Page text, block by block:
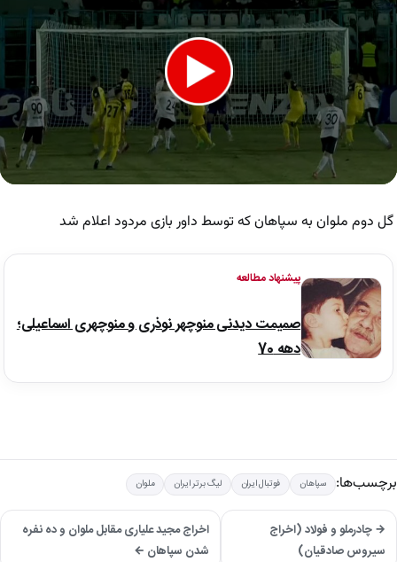
گل دوم ملوان به سپاهان که توسط داور بازی مردود اعلام شد
پیشنهاد مطالعه
صمیمت دیدنی منوچهر نوذری و منوچهری اسماعیلی؛
دهه 70
برچسب‌ها: سپاهان فوتبال ایران لیگ برتر ایران ملوان
→ چادرملو و فولاد (اخراج
سیروس صادقیان)
اخراج مجید علیاری مقابل ملوان و ده نفره
شدن سپاهان ←